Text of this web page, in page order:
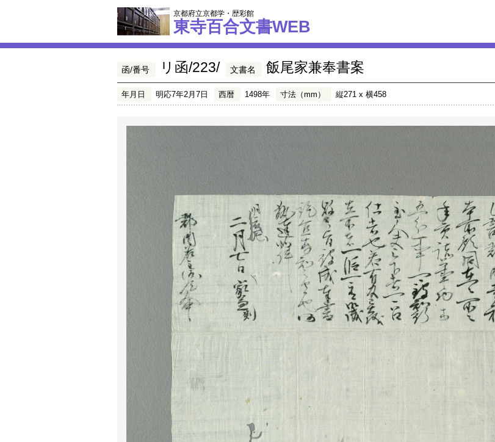
京都府立京都学・歴彩館
東寺百合文書WEB
函/番号 リ函/223/ 文書名 飯尾家兼奉書案
年月日 明応7年2月7日 西暦 1498年 寸法（mm） 縦271 x 横458